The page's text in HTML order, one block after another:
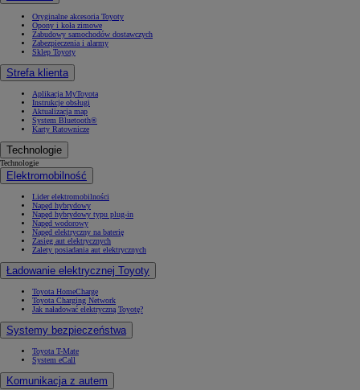
Oryginalne akcesoria Toyoty
Opony i koła zimowe
Zabudowy samochodów dostawczych
Zabezpieczenia i alarmy
Sklep Toyoty
Strefa klienta
Aplikacja MyToyota
Instrukcje obsługi
Aktualizacja map
System Bluetooth®
Karty Ratownicze
Technologie
Technologie
Elektromobilność
Lider elektromobilności
Napęd hybrydowy
Napęd hybrydowy typu plug-in
Napęd wodorowy
Napęd elektryczny na baterię
Zasięg aut elektrycznych
Zalety posiadania aut elektrycznych
Ładowanie elektrycznej Toyoty
Toyota HomeCharge
Toyota Charging Network
Jak naładować elektryczną Toyotę?
Systemy bezpieczeństwa
Toyota T-Mate
System eCall
Komunikacja z autem